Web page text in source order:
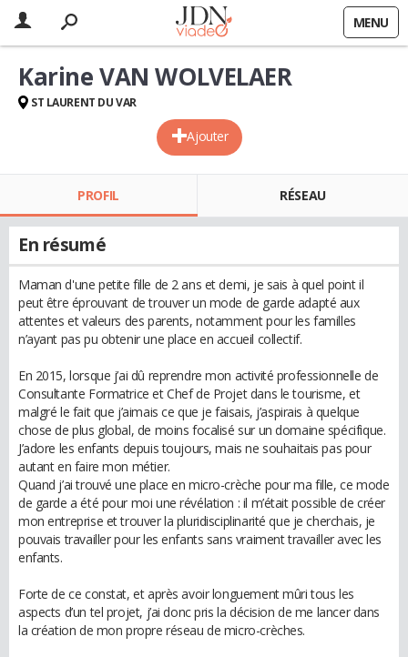
MENU
Ajouter
Karine VAN WOLVELAER
ST LAURENT DU VAR
PROFIL RÉSEAU
En résumé
Maman d'une petite fille de 2 ans et demi, je sais à quel point il
peut être éprouvant de trouver un mode de garde adapté aux
attentes et valeurs des parents, notamment pour les familles
n’ayant pas pu obtenir une place en accueil collectif.
En 2015, lorsque j’ai dû reprendre mon activité professionnelle de
Consultante Formatrice et Chef de Projet dans le tourisme, et
malgré le fait que j’aimais ce que je faisais, j’aspirais à quelque
chose de plus global, de moins focalisé sur un domaine spécifique.
J’adore les enfants depuis toujours, mais ne souhaitais pas pour
autant en faire mon métier.
Quand j’ai trouvé une place en micro-crèche pour ma fille, ce mode
de garde a été pour moi une révélation : il m’était possible de créer
mon entreprise et trouver la pluridisciplinarité que je cherchais, je
pouvais travailler pour les enfants sans vraiment travailler avec les
enfants.
Forte de ce constat, et après avoir longuement mûri tous les
aspects d’un tel projet, j’ai donc pris la décision de me lancer dans
la création de mon propre réseau de micro-crèches.